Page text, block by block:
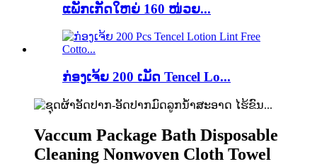
ແພັກເກັດໃຫຍ່ 160 ໜ່ວຍ...
ກ່ອງເຈ້ຍ 200 ເມັດ Tencel Lo...
Vaccum Package Bath Disposable
Cleaning Nonwoven Cloth Towel